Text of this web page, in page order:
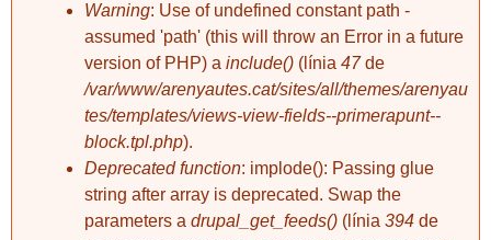
Voldria buscar
culpables que n’hi
ha, perquè, amb la
meva bona fe, vaig
confiar en els que
aleshores eran
l’Alcalde, el
Regidor
d’Urbanisme i el
“Secretario”. Tots
sabien que la
loteria del càncer
tard o d'hora els hi
Ells tres ens van
anar deixant, un
rere l'altre,
ordenadament,
respectant el torn,
com feien cada
Warning: Use of undefined constant path -
assumed 'path' (this will throw an Error in a future
version of PHP) a include() (línia 47de
/var/www/arenyautes.cat/sites/all/themes/arenyau
tes/templates/views-view-fields--primerapunt--
block.tpl.php).
Deprecated function: implode(): Passing glue
string after array is deprecated. Swap the
parameters a drupal_get_feeds() (línia 394 de